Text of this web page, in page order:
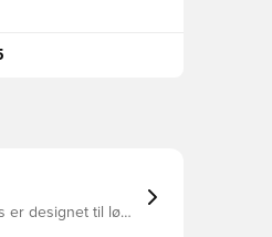
er designet til løb,